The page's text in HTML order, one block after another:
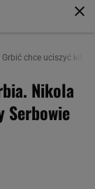
chce uciszyć
Nikola
Serbowie